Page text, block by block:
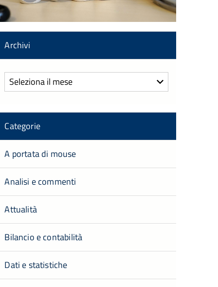
Archivi
Archivi
Categorie
A portata di mouse
Analisi e commenti
Attualità
Bilancio e contabilità
Dati e statistiche